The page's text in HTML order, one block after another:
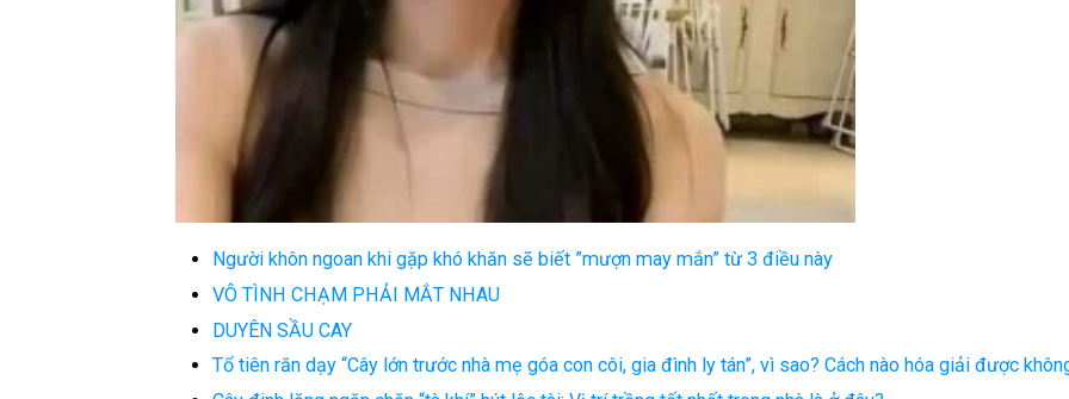
Người khôn ngoan khi gặp khó khăn sẽ biết ”mượn may mắn” từ 3 điều này
VÔ TÌNH CHẠM PHẢI MẮT NHAU
DUYÊN SẦU CAY
Tổ tiên răn dạy “Cây lớn trước nhà mẹ góa con côi, gia đình ly tán”, vì sao? Cách nào hóa giải được